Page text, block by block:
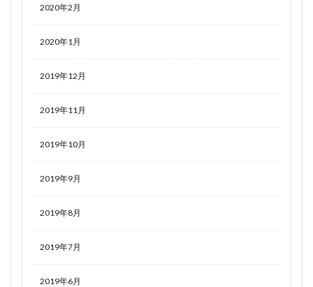
2020年2月
2020年1月
2019年12月
2019年11月
2019年10月
2019年9月
2019年8月
2019年7月
2019年6月